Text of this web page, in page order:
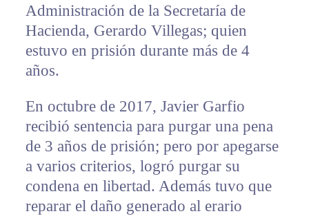
Administración de la Secretaría de
Hacienda, Gerardo Villegas; quien
estuvo en prisión durante más de 4
años.
En octubre de 2017, Javier Garfio
recibió sentencia para purgar una pena
de 3 años de prisión; pero por apegarse
a varios criterios, logró purgar su
condena en libertad. Además tuvo que
reparar el daño generado al erario